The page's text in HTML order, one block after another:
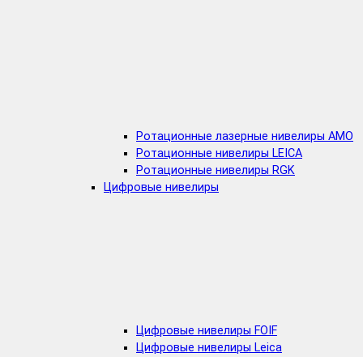
Ротационные лазерные нивелиры AMO
Ротационные нивелиры LEICA
Ротационные нивелиры RGK
Цифровые нивелиры
Цифровые нивелиры FOIF
Цифровые нивелиры Leica